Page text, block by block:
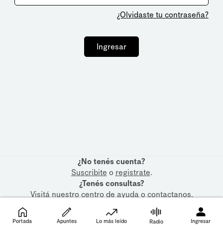
¿Olvidaste tu contraseña?
Ingresar
¿No tenés cuenta?
Suscribite o registrate.
¿Tenés consultas?
Visitá nuestrocentro de ayudaocontactanos.
Portada Apuntes Lo más leído Radio Ingresar